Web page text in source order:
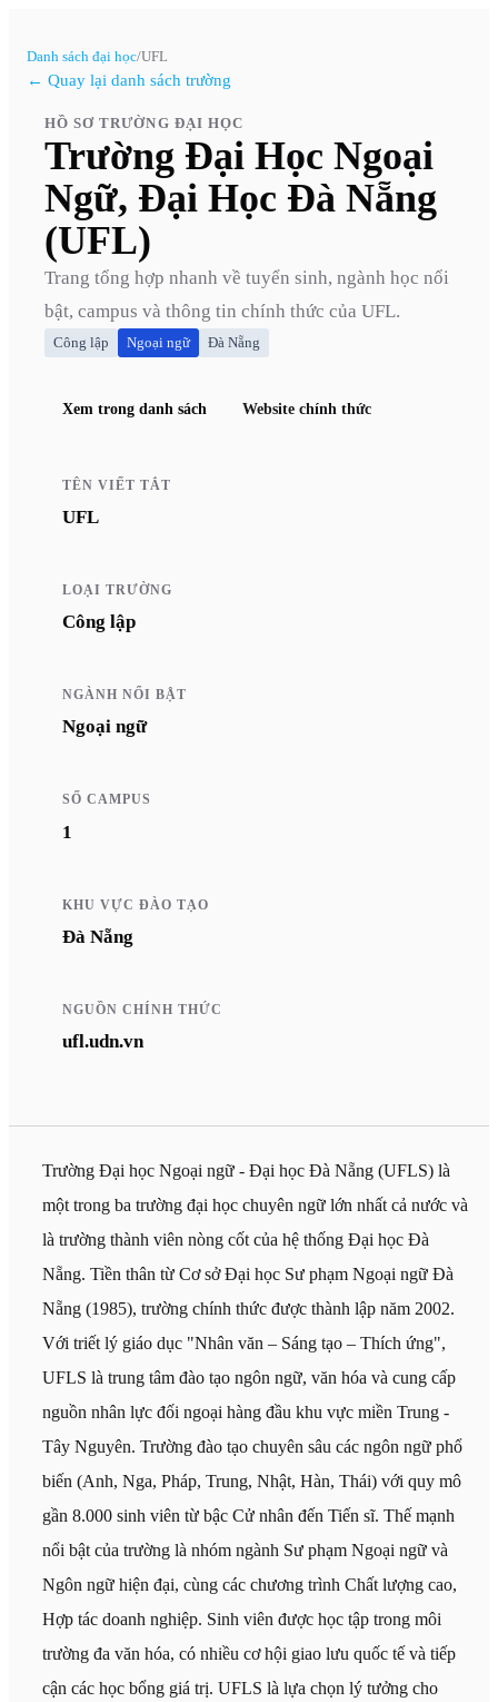
Danh sách đại học/UFL
← Quay lại danh sách trường
HỒ SƠ TRƯỜNG ĐẠI HỌC
Trường Đại Học Ngoại
Ngữ, Đại Học Đà Nẵng
(UFL)
Trang tổng hợp nhanh về tuyển sinh, ngành học nổi
bật, campus và thông tin chính thức của UFL.
Công lập Ngoại ngữ Đà Nẵng
Xem trong danh sách Website chính thức
TÊN VIẾT TẮT
UFL
LOẠI TRƯỜNG
Công lập
NGÀNH NỔI BẬT
Ngoại ngữ
SỐ CAMPUS
1
KHU VỰC ĐÀO TẠO
Đà Nẵng
NGUỒN CHÍNH THỨC
ufl.udn.vn
Trường Đại học Ngoại ngữ - Đại học Đà Nẵng (UFLS) là
một trong ba trường đại học chuyên ngữ lớn nhất cả nước và
là trường thành viên nòng cốt của hệ thống Đại học Đà
Nẵng. Tiền thân từ Cơ sở Đại học Sư phạm Ngoại ngữ Đà
Nẵng (1985), trường chính thức được thành lập năm 2002.
Với triết lý giáo dục "Nhân văn – Sáng tạo – Thích ứng",
UFLS là trung tâm đào tạo ngôn ngữ, văn hóa và cung cấp
nguồn nhân lực đối ngoại hàng đầu khu vực miền Trung -
Tây Nguyên. Trường đào tạo chuyên sâu các ngôn ngữ phổ
biến (Anh, Nga, Pháp, Trung, Nhật, Hàn, Thái) với quy mô
gần 8.000 sinh viên từ bậc Cử nhân đến Tiến sĩ. Thế mạnh
nổi bật của trường là nhóm ngành Sư phạm Ngoại ngữ và
Ngôn ngữ hiện đại, cùng các chương trình Chất lượng cao,
Hợp tác doanh nghiệp. Sinh viên được học tập trong môi
trường đa văn hóa, có nhiều cơ hội giao lưu quốc tế và tiếp
cận các học bổng giá trị. UFLS là lựa chọn lý tưởng cho